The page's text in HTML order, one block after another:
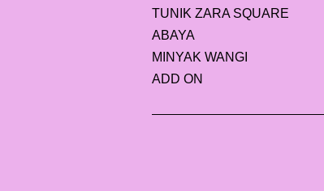
TUNIK ZARA SQUARE
ABAYA
MINYAK WANGI
ADD ON